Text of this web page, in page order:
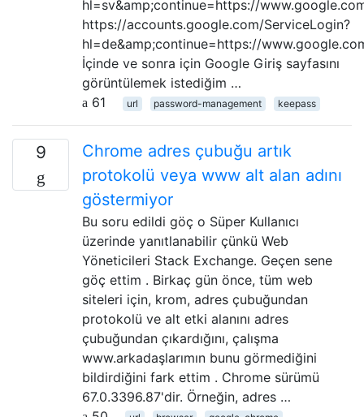
hl=sv&amp;continue=https://
https://accounts.google.com/ServiceLogin?
hl=de&amp;continue=https://
İçinde ve sonra için Google Giriş sayfasını
görüntülemek istediğim …
61
url password-management keepass
9
Chrome adres çubuğu artık
protokolü veya www alt alan adını
göstermiyor
Bu soru edildi göç o Süper Kullanıcı
üzerinde yanıtlanabilir çünkü Web
Yöneticileri Stack Exchange. Geçen sene
göç ettim . Birkaç gün önce, tüm web
siteleri için, krom, adres çubuğundan
protokolü ve alt etki alanını adres
çubuğundan çıkardığını, çalışma
www.arkadaşlarımın bunu görmediğini
bildirdiğini fark ettim . Chrome sürümü
67.0.3396.87'dir. Örneğin, adres …